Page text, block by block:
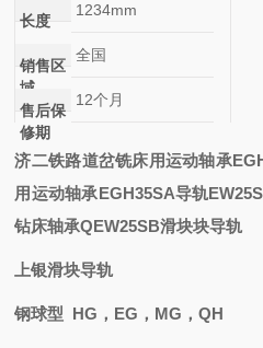
长度
1234mm
销售区
域
全国
售后保
修期
12个月
济二铁路道岔铣床用运动轴承
用运动轴承EGH35SA导轨
钻床轴承QEW25SB滑块块导轨
上银滑块导轨
钢球型 HG，EG，MG，QH